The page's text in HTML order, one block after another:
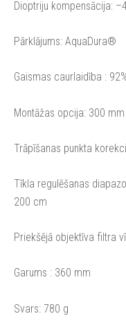
Dioptriju kompensācija:
Pārklājums: AquaDura®
Gaismas caurlaidība :
Montāžas opcija: 300
Trāpīšanas punkta
Tīkla regulēšanas
200 cm
Priekšējā objektīva filtra
Garums : 360 mm
Svars: 780 g